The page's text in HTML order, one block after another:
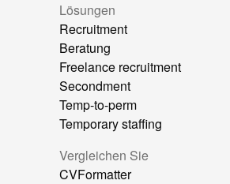
Lösungen
Recruitment
Beratung
Freelance recruitment
Secondment
Temp-to-perm
Temporary staffing
Vergleichen Sie
CVFormatter